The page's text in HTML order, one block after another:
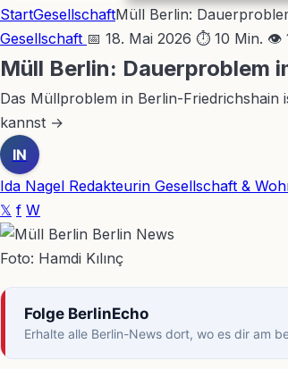
StartGesellschaftMüll Berlin:
Gesellschaft 📅 18. Mai 2026 ⏱ 10 Min. 👁
Müll Berlin: Dauerproblem
Das Müllproblem in Berlin-
kannst →
IN
Ida Nagel Redakteurin Gesellschaft &
𝕏 f W
Foto: Hamdi Kılınç
Folge BerlinEcho
Erhalte alle Berlin-News dort, wo es dir am